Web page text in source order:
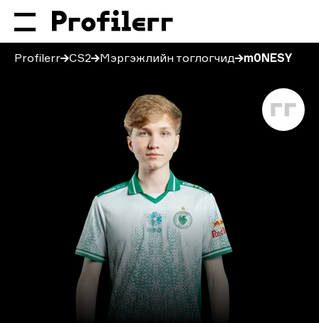
Profilerr CS2 Мэргэжлийн тоглогчид m0NESY